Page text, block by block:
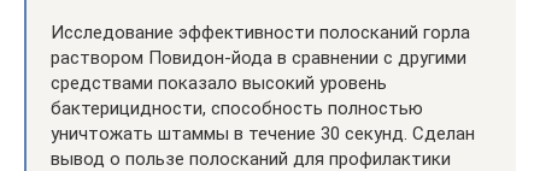
Исследование эффективности полосканий горла
раствором Повидон-йода в сравнении с другими
средствами показало высокий уровень
бактерицидности, способность полностью
уничтожать штаммы в течение 30 секунд. Сделан
вывод о пользе полосканий для профилактики